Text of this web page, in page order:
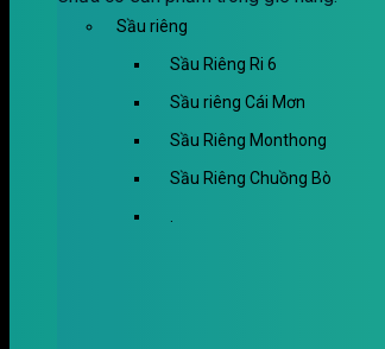
Sầu riêng
Sầu Riêng Ri 6
Sầu riêng Cái Mơn
Sầu Riêng Monthong
Sầu Riêng Chuồng Bò
.